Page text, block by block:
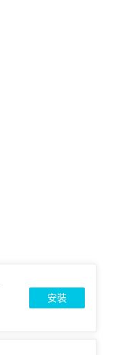
安裝